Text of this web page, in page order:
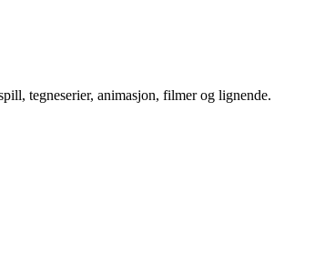
tegneserier, animasjon, filmer og lignende.